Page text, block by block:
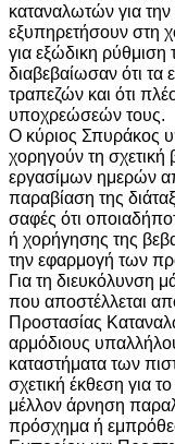
καταναλωτών για
εξυπηρετήσουν στη
για εξώδικη
διαβεβαίωσαν ότι
τραπεζών και ότι
υποχρεώσεών τους.
Ο κύριος Σπυράκος
χορηγούν τη σχετική
εργασίμων ημερών
παραβίαση της
σαφές ότι
ή χορήγησης της
την εφαρμογή των
Για τη διευκόλυνση
που αποστέλλεται
Προστασίας
αρμόδιους
καταστήματα των
σχετική έκθεση για
μέλλον άρνηση
πρόσχημα ή